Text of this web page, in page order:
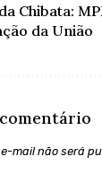
Chibata:
da União
mail não será